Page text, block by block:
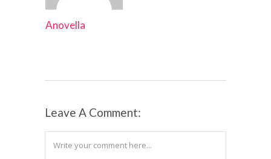
Anovella
Leave A Comment: